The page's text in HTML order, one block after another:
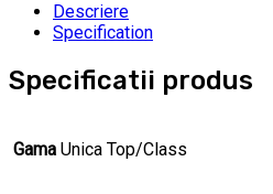
Descriere
Specification
Specificatii produs
Gama Unica Top/Class